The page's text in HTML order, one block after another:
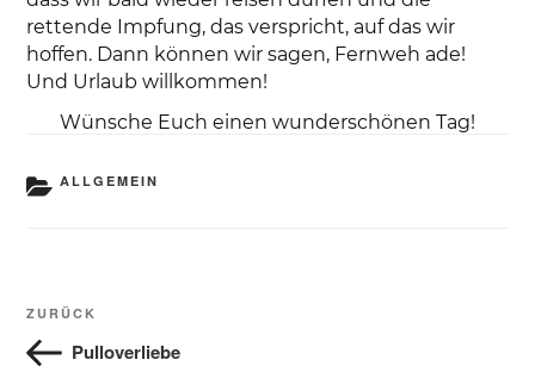
rettende Impfung, das verspricht, auf das wir
hoffen. Dann können wir sagen, Fernweh ade!
Und Urlaub willkommen!
Wünsche Euch einen wunderschönen Tag!
KATEGORIEN
ALLGEMEIN
Beitragsnavigation
Vorheriger
Beitrag
ZURÜCK
Pulloverliebe